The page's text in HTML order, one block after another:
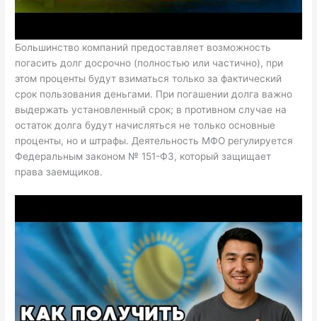
Большинство компаний предоставляет возможность
погасить долг досрочно (полностью или частично), при
этом проценты будут взиматься только за фактический
срок пользования деньгами. При погашении долга важно
выдержать установленный срок; в противном случае на
остаток долга будут начисляться не только основные
проценты, но и штрафы. Деятельность МФО регулируется
Федеральным законом № 151-ФЗ, который защищает
права заемщиков.